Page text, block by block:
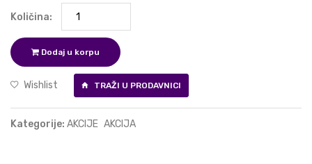
Količina:
Dodaj u korpu
Wishlist TRAŽI U PRODAVNICI
Kategorije: AKCIJE AKCIJA